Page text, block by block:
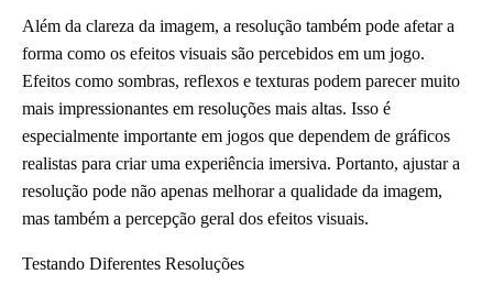
Além da clareza da imagem, a resolução também pode afetar a
forma como os efeitos visuais são percebidos em um jogo.
Efeitos como sombras, reflexos e texturas podem parecer muito
mais impressionantes em resoluções mais altas. Isso é
especialmente importante em jogos que dependem de gráficos
realistas para criar uma experiência imersiva. Portanto, ajustar a
resolução pode não apenas melhorar a qualidade da imagem,
mas também a percepção geral dos efeitos visuais.
Testando Diferentes Resoluções